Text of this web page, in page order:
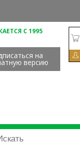
С 1995
на
версию